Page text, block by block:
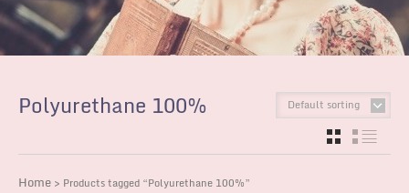
Polyurethane 100% Default sorting
GRID
Home > Products tagged “Polyurethane 100%”